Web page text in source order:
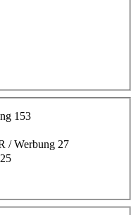
153
/ Werbung 27
25